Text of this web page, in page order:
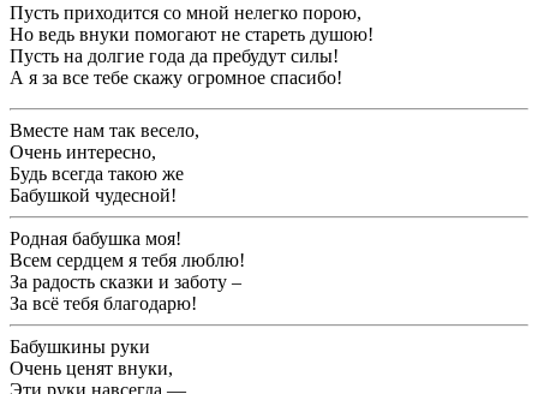
Пусть приходится со мной нелегко порою,
Но ведь внуки помогают не стареть душою!
Пусть на долгие года да пребудут силы!
А я за все тебе скажу огромное спасибо!
Вместе нам так весело,
Очень интересно,
Будь всегда такою же
Бабушкой чудесной!
Родная бабушка моя!
Всем сердцем я тебя люблю!
За радость сказки и заботу –
За всё тебя благодарю!
Бабушкины руки
Очень ценят внуки,
Эти руки навсегда —